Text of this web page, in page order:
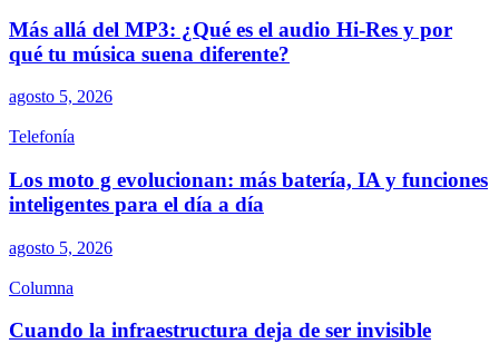
Más allá del MP3: ¿Qué es el audio Hi-Res y por
qué tu música suena diferente?
agosto 5, 2026
Telefonía
Los moto g evolucionan: más batería, IA y funciones
inteligentes para el día a día
agosto 5, 2026
Columna
Cuando la infraestructura deja de ser invisible